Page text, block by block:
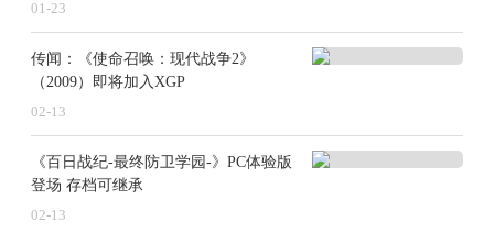
01-23
传闻：《使命召唤：现代战争2》
（2009）即将加入XGP
02-13
《百日战纪-最终防卫学园-》PC体验版
登场 存档可继承
02-13